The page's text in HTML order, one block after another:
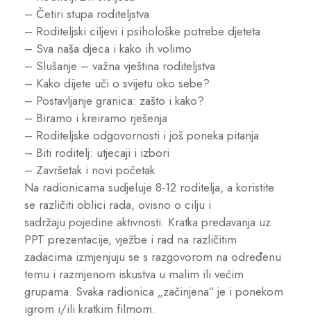
– Četiri stupa roditeljstva
– Roditeljski ciljevi i psihološke potrebe djeteta
– Sva naša djeca i kako ih volimo
– Slušanje – važna vještina roditeljstva
– Kako dijete uči o svijetu oko sebe?
– Postavljanje granica: zašto i kako?
– Biramo i kreiramo rješenja
– Roditeljske odgovornosti i još poneka pitanja
– Biti roditelj: utjecaji i izbori
– Završetak i novi početak
Na radionicama sudjeluje 8-12 roditelja, a koristite
se različiti oblici rada, ovisno o cilju i
sadržaju pojedine aktivnosti. Kratka predavanja uz
PPT prezentacije, vježbe i rad na različitim
zadacima izmjenjuju se s razgovorom na određenu
temu i razmjenom iskustva u malim ili većim
grupama. Svaka radionica „začinjena“ je i ponekom
igrom i/ili kratkim filmom.